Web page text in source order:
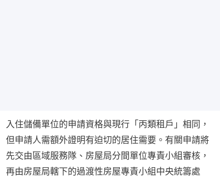
入住儲備單位的申請資格與現行「丙類租戶」相同，
但申請人需額外證明有迫切的居住需要。有關申請將
先交由區域服務隊、房屋局分間單位專責小組審核，
再由房屋局轄下的過渡性房屋專責小組中央統籌處